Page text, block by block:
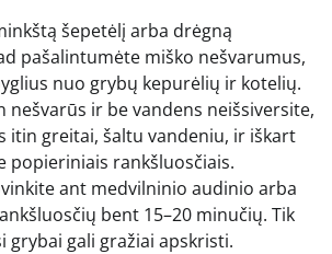
šepetėlį arba drėgną
pašalintumėte miško nešvarumus,
nuo grybų kepurėlių ir kotelių.
nešvarūs ir be vandens neišsiversite,
itin greitai, šaltu vandeniu, ir iškart
popieriniais rankšluosčiais.
ant medvilninio audinio arba
bent 15–20 minučių. Tik
grybai gali gražiai apskristi.